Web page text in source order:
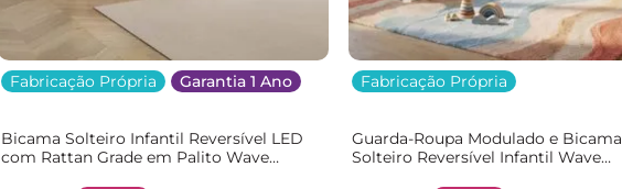
Fabricação Própria Garantia 1 Ano
Bicama Solteiro Infantil Reversível LED
com Rattan Grade em Palito Wave
Fabricação Própria
Guarda-Roupa Modulado e Bicama
Solteiro Reversível Infantil Wave